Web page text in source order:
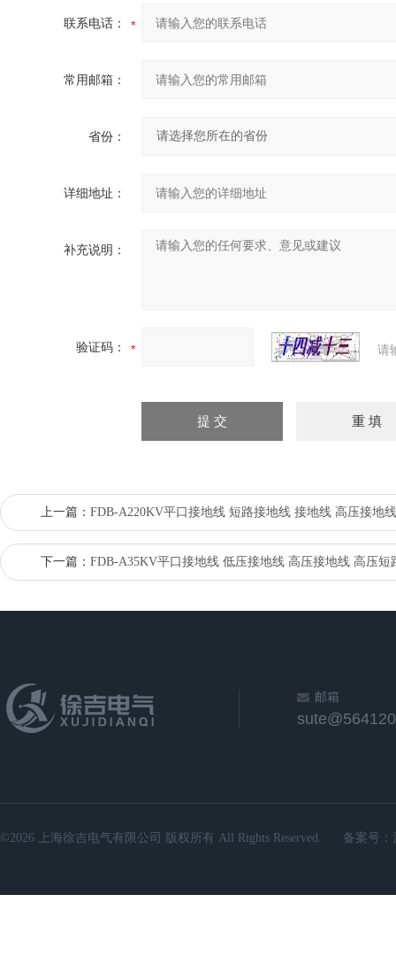
联系电话：
常用邮箱：
省份：
详细地址：
补充说明：
验证码： 请
上一篇： FDB-A220KV平口接地线 短路接地线 接地线 高压接地线
下一篇： FDB-A35KV平口接地线 低压接地线 高压接地线 高压短
邮箱
©2026 上海徐吉电气有限公司 版权所有 All Rights Reserved. 备案号：